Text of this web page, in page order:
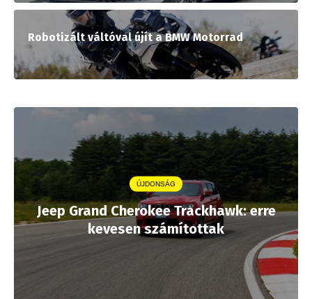
Robotizált váltóval újít a BMW Motorrad
ÚJDONSÁG
Jeep Grand Cherokee Trackhawk: erre
kevesen számítottak